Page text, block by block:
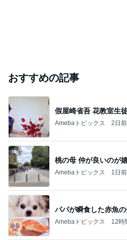
おすすめの記事
假屋崎省吾 花教室生
Amebaトピックス 2日前
桃の母 仲が良いのが
Amebaトピックス 1日前
パパが瞬食した赤魚
Amebaトピックス 12時